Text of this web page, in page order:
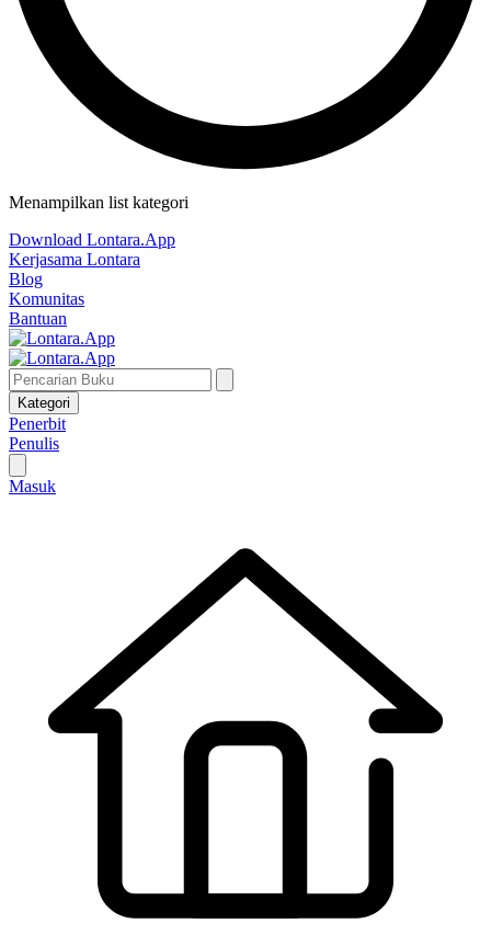
Menampilkan list kategori
Download Lontara.App
Kerjasama Lontara
Blog
Komunitas
Bantuan
Kategori
Penerbit
Penulis
Masuk